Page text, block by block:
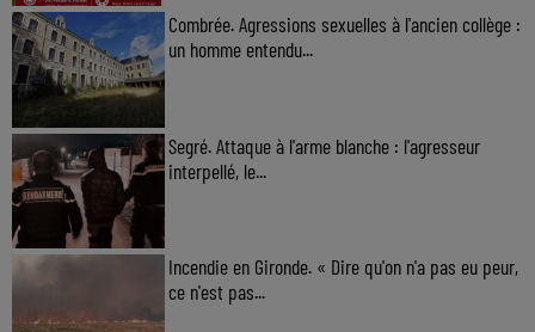
Combrée. Agressions sexuelles à l'ancien collège :
un homme entendu...
Segré. Attaque à l'arme blanche : l'agresseur
interpellé, le...
Incendie en Gironde. « Dire qu'on n'a pas eu peur,
ce n'est pas...